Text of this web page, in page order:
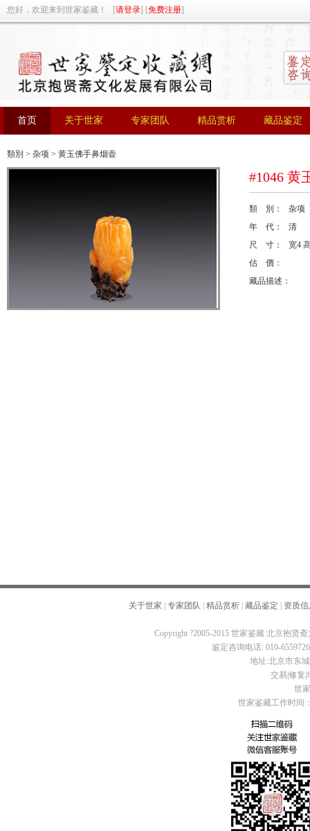
您好，欢迎来到世家鉴藏！ [请登录] [免费注册]
首页
首页
关于世家
关于世家
专家团队 精品赏析 藏品鉴定
類別 > 杂项 > 黄玉佛手鼻烟壶
#1046 黄
類 別： 杂项
年 代： 清
尺 寸： 宽4
估 價：
藏品描述：
关于世家 专家团队 精品赏析 藏品鉴定 资质
Copyright ?2005-2015 世家鉴藏 北京抱贤
鉴定咨询电话: 010-
地址:北京市东
交易|修复|
世
世家鉴藏工作时间